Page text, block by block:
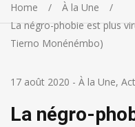
Home
À la Une
La négro-phobie est plus
Tierno Monénémbo)
17 août 2020 - À la Une,
La négro-